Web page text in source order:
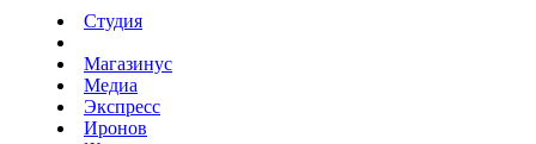
Студия
Магазинус
Медиа
Экспресс
Иронов